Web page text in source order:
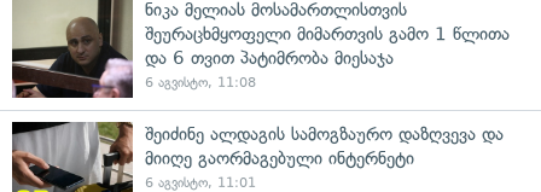
ნიკა მელიას მოსამართლისთვის
შეურაცხმყოფელი მიმართვის გამო 1 წლითა
და 6 თვით პატიმრობა მიესაჯა
6 აგვისტო, 11:08
შეიძინე ალდაგის სამოგზაურო დაზღვევა და
მიიღე გაორმაგებული ინტერნეტი
6 აგვისტო, 11:01